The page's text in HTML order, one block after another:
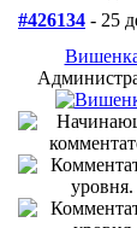
#426134 - 25